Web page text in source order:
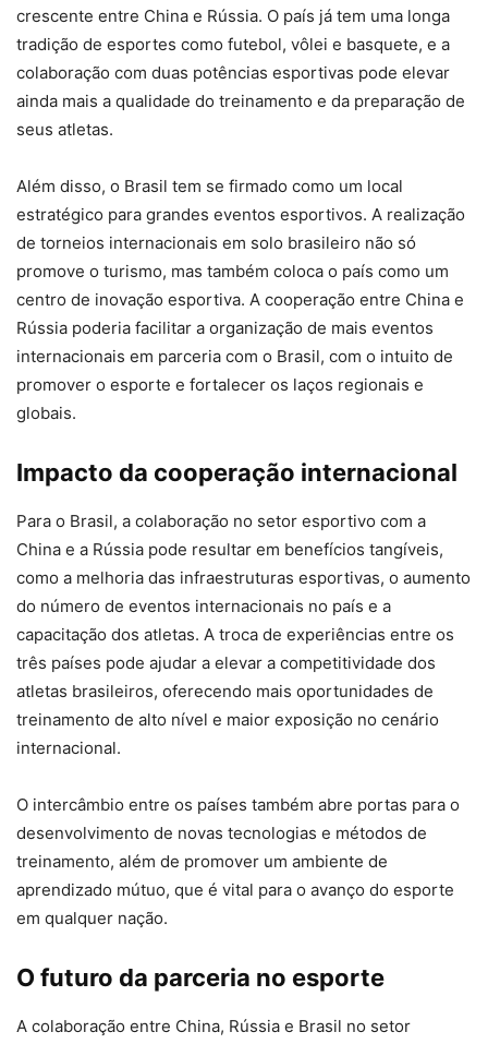
crescente entre China e Rússia. O país já tem uma longa
tradição de esportes como futebol, vôlei e basquete, e a
colaboração com duas potências esportivas pode elevar
ainda mais a qualidade do treinamento e da preparação de
seus atletas.
Além disso, o Brasil tem se firmado como um local
estratégico para grandes eventos esportivos. A realização
de torneios internacionais em solo brasileiro não só
promove o turismo, mas também coloca o país como um
centro de inovação esportiva. A cooperação entre China e
Rússia poderia facilitar a organização de mais eventos
internacionais em parceria com o Brasil, com o intuito de
promover o esporte e fortalecer os laços regionais e
globais.
Impacto da cooperação internacional
Para o Brasil, a colaboração no setor esportivo com a
China e a Rússia pode resultar em benefícios tangíveis,
como a melhoria das infraestruturas esportivas, o aumento
do número de eventos internacionais no país e a
capacitação dos atletas. A troca de experiências entre os
três países pode ajudar a elevar a competitividade dos
atletas brasileiros, oferecendo mais oportunidades de
treinamento de alto nível e maior exposição no cenário
internacional.
O intercâmbio entre os países também abre portas para o
desenvolvimento de novas tecnologias e métodos de
treinamento, além de promover um ambiente de
aprendizado mútuo, que é vital para o avanço do esporte
em qualquer nação.
O futuro da parceria no esporte
A colaboração entre China, Rússia e Brasil no setor